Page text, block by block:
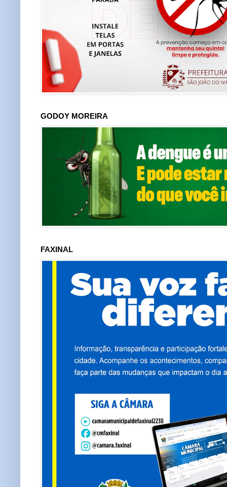
GODOY MOREIRA
FAXINAL